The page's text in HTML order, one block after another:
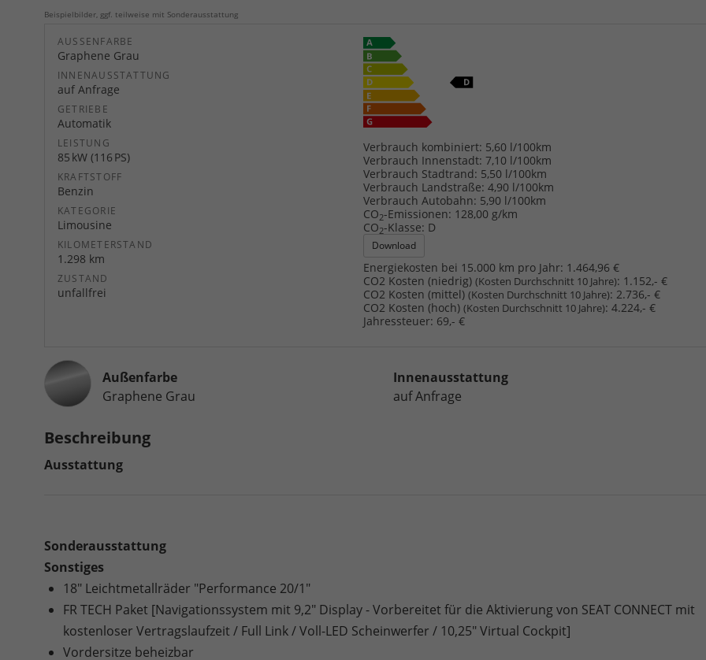
Beispielbilder, ggf. teilweise mit Sonderausstattung
AUSSENFARBE
Graphene Grau
INNENAUSSTATTUNG
auf Anfrage
GETRIEBE
Automatik
LEISTUNG
85 kW (116 PS)
KRAFTSTOFF
Benzin
KATEGORIE
Limousine
KILOMETERSTAND
1.298 km
ZUSTAND
unfallfrei
Verbrauch kombiniert: 5,60 l/100km
Verbrauch Innenstadt: 7,10 l/100km
Verbrauch Stadtrand: 5,50 l/100km
Verbrauch Landstraße: 4,90 l/100km
Verbrauch Autobahn: 5,90 l/100km
CO2-Emissionen: 128,00 g/km
CO2-Klasse: D
Download
Energiekosten bei 15.000 km pro Jahr: 1.464,96 €
CO2 Kosten (niedrig) (Kosten Durchschnitt 10 Jahre): 1.152,- €
CO2 Kosten (mittel) (Kosten Durchschnitt 10 Jahre): 2.736,- €
CO2 Kosten (hoch) (Kosten Durchschnitt 10 Jahre): 4.224,- €
Jahressteuer: 69,- €
Außenfarbe
Graphene Grau
Innenausstattung
auf Anfrage
Beschreibung
Ausstattung
Sonderausstattung
Sonstiges
18" Leichtmetallräder "Performance 20/1"
FR TECH Paket [Navigationssystem mit 9,2" Display - Vorbereitet für die Aktivierung von SEAT CONNECT mit
kostenloser Vertragslaufzeit / Full Link / Voll-LED Scheinwerfer / 10,25" Virtual Cockpit]
Vordersitze beheizbar